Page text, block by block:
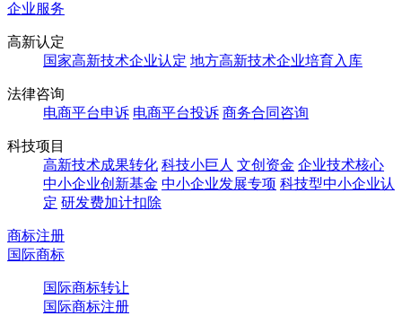
企业服务
高新认定
国家高新技术企业认定 地方高新技术企业培育入库
法律咨询
电商平台申诉 电商平台投诉 商务合同咨询
科技项目
高新技术成果转化 科技小巨人 文创资金 企业技术核心
中小企业创新基金 中小企业发展专项 科技型中小企业认
定 研发费加计扣除
商标注册
国际商标
国际商标转让
国际商标注册